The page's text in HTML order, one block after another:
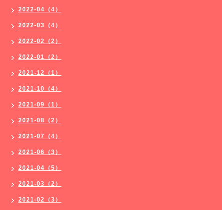
2022-04（4）
2022-03（4）
2022-02（2）
2022-01（2）
2021-12（1）
2021-10（4）
2021-09（1）
2021-08（2）
2021-07（4）
2021-06（3）
2021-04（5）
2021-03（2）
2021-02（3）